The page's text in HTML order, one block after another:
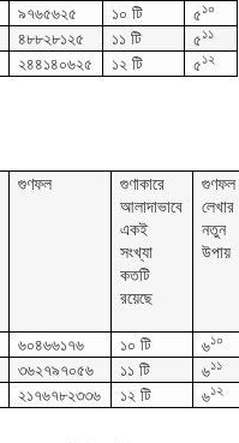
৯৭৬৫৬২৫ ১০ টি ৫১০
৪৮৮২৮১২৫ ১১ টি ৫১১
২৪৪১৪০৬২৫ ১২ টি ৫১২
গুণফল
গুণাকারে
আলাদাভাবে
একই
সংখ্যা
কতটি
রয়েছে
গুণফল
লেখার
নতুন
উপায়
৬০৪৬৬১৭৬ ১০ টি ৬১০
৩৬২৭৯৭০৫৬ ১১ টি ৬১১
২১৭৬৭৮২৩৩৬ ১২ টি ৬১২